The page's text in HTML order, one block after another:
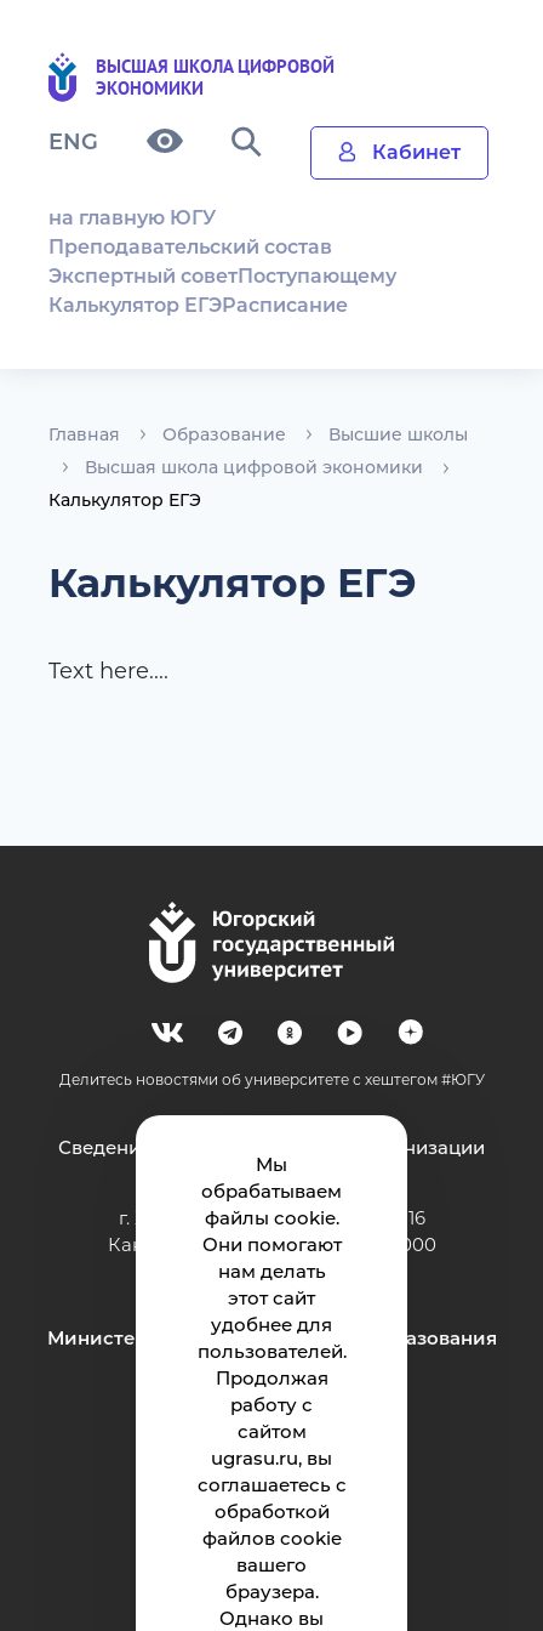
Мы
обрабатываем
файлы cookie.
Они помогают
нам делать
этот сайт
удобнее для
пользователей.
Продолжая
работу с
сайтом
ugrasu.ru, вы
соглашаетесь с
обработкой
файлов cookie
вашего
браузера.
Однако вы
ВЫСШАЯ ШКОЛА ЦИФРОВОЙ
ЭКОНОМИКИ
ENG Кабинет
на главную ЮГУ
Преподавательский состав
Экспертный советПоступающему
Калькулятор ЕГЭРасписание
Главная Образование
Высшие школы
Высшая школа цифровой экономики
Калькулятор ЕГЭ
Калькулятор ЕГЭ
Text here....
Делитесь новостями об университете с хештегом #ЮГУ
Сведения об образовательной организации
г. Ханты-Мансийск, ул. Чехова, 16
Канцелярия: тел.: +7 (3467) 377-000
e-mail:ugrasu@ugrasu.ru
Министерство науки и высшего образования
Российской Федерации
Университет
Поступающему
Студенту
Сотруднику